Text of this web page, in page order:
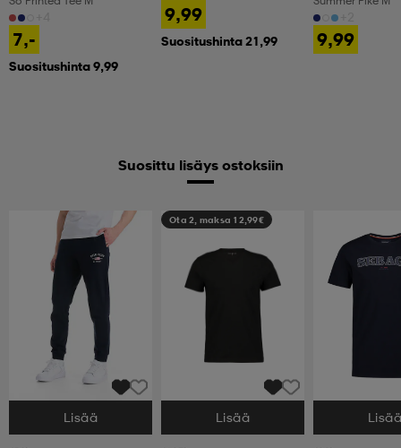
7,-
Suositushinta 9,99
9,99
Suositushinta 21,99 9,99
Suosittu lisäys ostoksiin
Valitse Koko
Lisää
Ota 2, maksa 12,99€
Valitse Koko
Lisää Valitse Koko